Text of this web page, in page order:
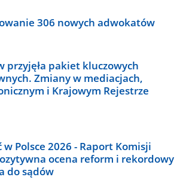
306 nowych adwokatów
przyjęła pakiet kluczowych
Zmiany w mediacjach,
i Krajowym Rejestrze
Polsce 2026 - Raport Komisji
ocena reform i rekordowy
do sądów